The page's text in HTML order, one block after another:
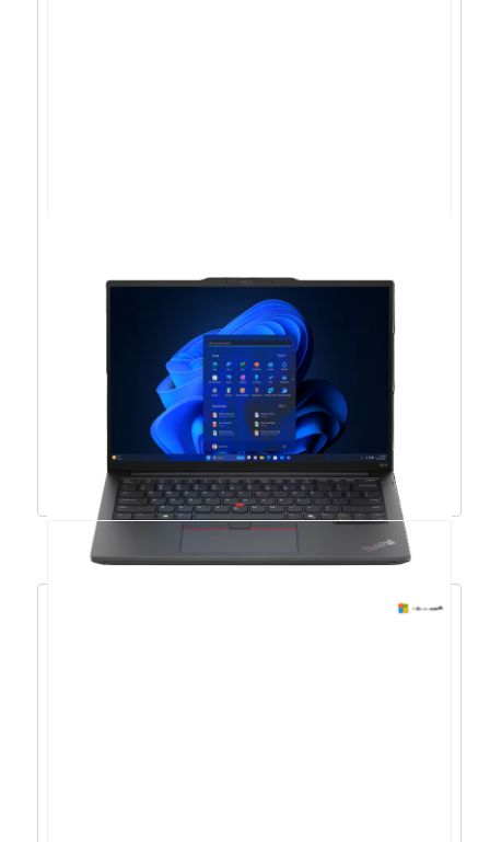
Acer Swift GO U7-
155U/16GB/1TB/16″OLED/W11 –
NX.KWNEX.001
1.594,13€ 1.434,71€
Dodaj u košaricu